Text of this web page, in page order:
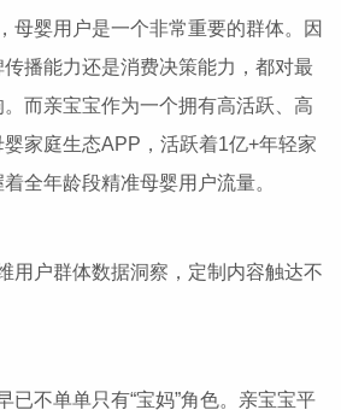
母婴用户是一个非常重要的群体。因
播能力还是消费决策能力，都对最
而亲宝宝作为一个拥有高活跃、高
家庭生态APP，活跃着1亿+年轻家
全年龄段精准母婴用户流量。
用户群体数据洞察，定制内容触达不
已不单单只有“宝妈”角色。亲宝宝平